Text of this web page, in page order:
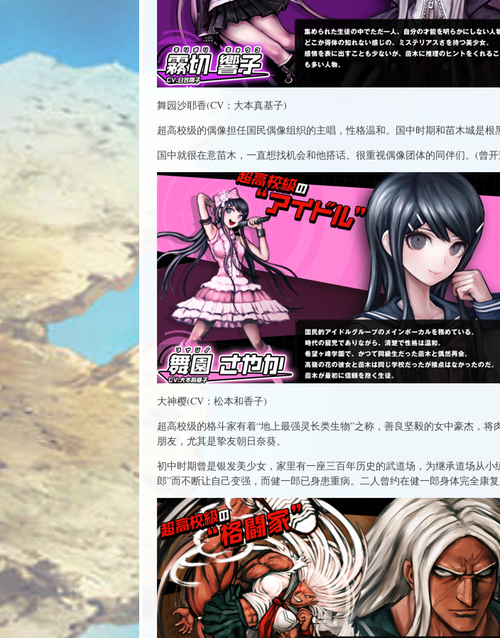
舞园沙耶香(CV：大本真基子)
超高校级的偶像担任国民偶像组织的主唱，性格温和。国中时期和苗木城是
国中就很在意苗木，一直想找机会和他搭话。很重视偶像团体的同伴们。(曾
大神樱(CV：松本和香子)
超高校级的格斗家有着“地上最强灵长类生物”之称，善良坚毅的女中豪杰，
朋友，尤其是挚友朝日奈葵。
初中时期曾是银发美少女，家里有一座三百年历史的武道场，为继承道场从
郎”而不断让自己变强，而健一郎已身患重病。二人曾约在健一郎身体完全康